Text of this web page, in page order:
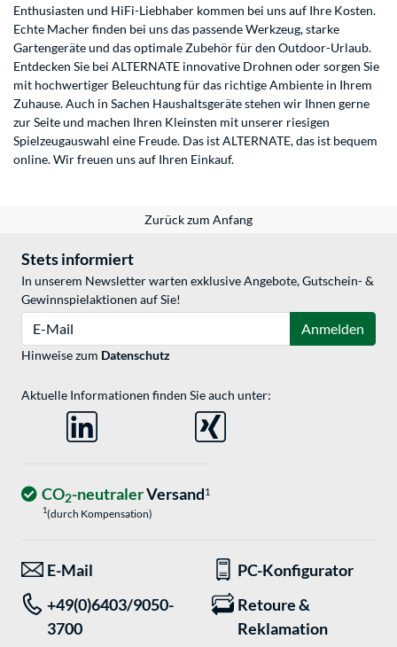
Enthusiasten und HiFi-Liebhaber kommen bei uns auf Ihre Kosten.
Echte Macher finden bei uns das passende Werkzeug, starke
Gartengeräte und das optimale Zubehör für den Outdoor-Urlaub.
Entdecken Sie bei ALTERNATE innovative Drohnen oder sorgen Sie
mit hochwertiger Beleuchtung für das richtige Ambiente in Ihrem
Zuhause. Auch in Sachen Haushaltsgeräte stehen wir Ihnen gerne
zur Seite und machen Ihren Kleinsten mit unserer riesigen
Spielzeugauswahl eine Freude. Das ist ALTERNATE, das ist bequem
online. Wir freuen uns auf Ihren Einkauf.
Zurück zum Anfang
Stets informiert
In unserem Newsletter warten exklusive Angebote, Gutschein- &
Gewinnspielaktionen auf Sie!
Anmelden
Hinweise zum Datenschutz
Aktuelle Informationen finden Sie auch unter:
CO2-neutralerVersand1
1(durch Kompensation)
E-Mail
PC-Konfigurator
+49(0)6403/9050-
3700
Retoure &
Reklamation